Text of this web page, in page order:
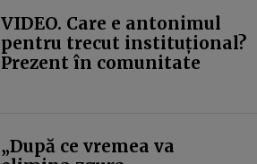
VIDEO. Care e antonimul
pentru trecut instituțional?
Prezent în comunitate
„După ce vremea va